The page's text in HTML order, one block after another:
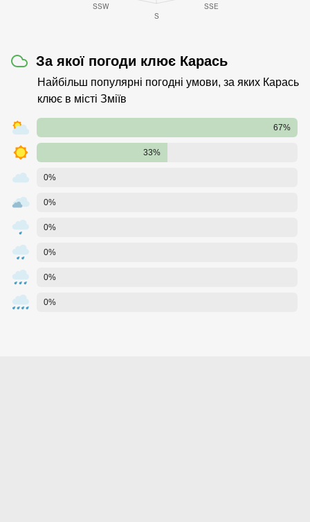
За якої погоди клює Карась
Найбільш популярні погодні умови, за яких Карась
клює в місті Зміїв
67%
33%
0%
0%
0%
0%
0%
0%